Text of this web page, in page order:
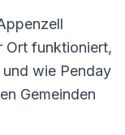
Ort funktioniert,
wie Penday
Gemeinden